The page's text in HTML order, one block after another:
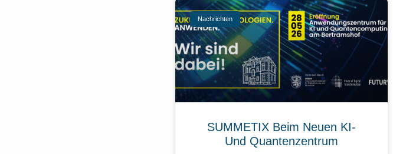
Nachrichten
SUMMETIX Beim Neuen KI-
Und Quantenzentrum